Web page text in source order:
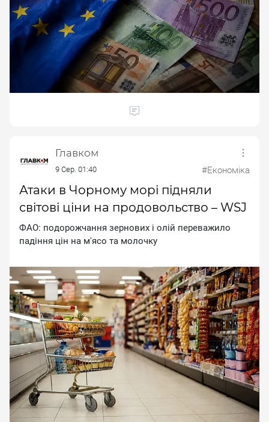
Главком
9 Сер. 01:40 #Економіка
Атаки в Чорному морі підняли
світові ціни на продовольство – WSJ
ФAO: пoдopoжчaння зepнoвиx i oлiй пepeвaжилo
пaдiння цiн нa м'яco тa мoлoчку